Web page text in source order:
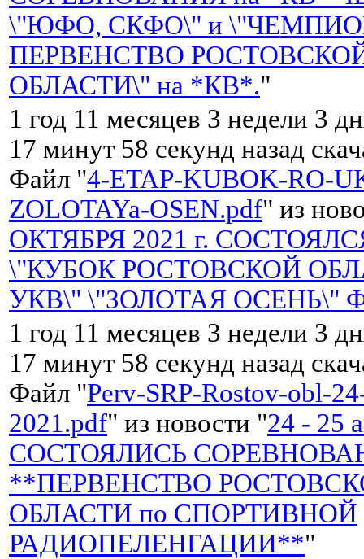
\"ЮФО, СКФО\" и
ПЕРВЕНСТВО
ОБЛАСТИ\" на *КВ*."
1 год 11 месяцев 3 недели 3
17 минут 58 секунд назад
Файл "4-ETAP-KUBOK-RO-
ZOLOTAYa-OSEN.pdf" из
ОКТЯБРЯ 2021 г.
\"КУБОК РОСТОВСКОЙ
УКВ\" \"ЗОЛОТАЯ ОСЕНЬ\"
1 год 11 месяцев 3 недели 3
17 минут 58 секунд назад
Файл "Perv-SRP-Rostov-obl-
2021.pdf" из новости "24 - 25
СОСТОЯЛИСЬ
**ПЕРВЕНСТВО
ОБЛАСТИ по СПОРТИВНОЙ
РАДИОПЕЛЕНГАЦИИ**"